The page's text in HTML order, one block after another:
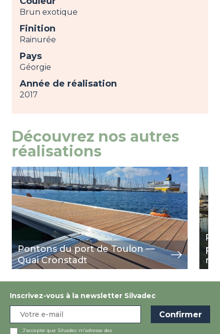
Brun exotique
Finition
Rainurée
Pays
Géorgie
Année de réalisation
2017
Découvrez nos autres
réalisations
Pontons du port de Toulon —
Quai Cronstadt
Image
view view
Inscrivez-vous à la newsletter Silvadec
J’accepte que Silvadec m’adresse des